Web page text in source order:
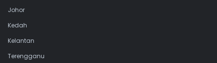
Johor
Kedah
Kelantan
Terengganu